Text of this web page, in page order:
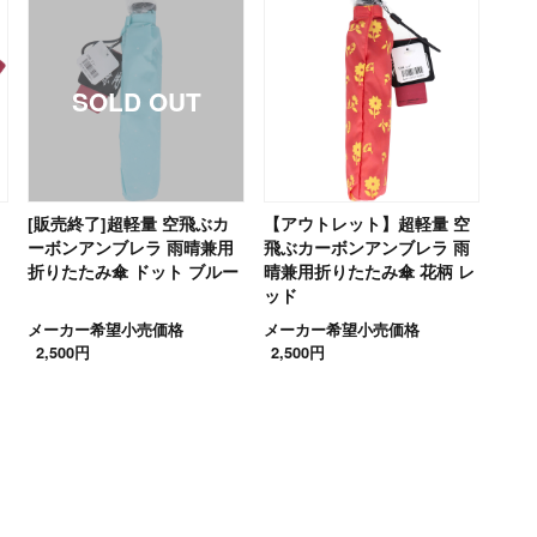
[販売終了]超軽量 空飛ぶカ
ーボンアンブレラ 雨晴兼用
折りたたみ傘 ドット ブルー
メーカー希望小売価格
2,500円
【アウトレット】超軽量 空
飛ぶカーボンアンブレラ 雨
晴兼用折りたたみ傘 花柄 レ
ッド
メーカー希望小売価格
2,500円